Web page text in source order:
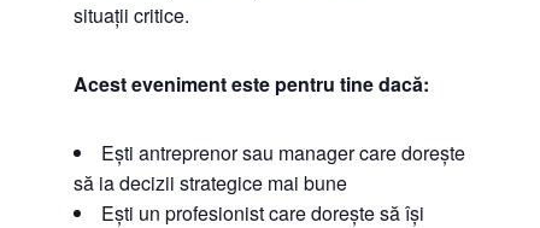
situații critice.
Acest eveniment este pentru tine dacă:
Ești antreprenor sau manager care dorește
să ia decizii strategice mai bune
Ești un profesionist care dorește să își